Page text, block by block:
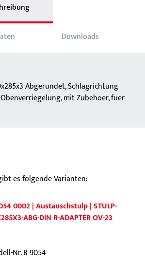
Downloads
Abgerundet, Schlagrichtung
mit Zubehoer, fuer
es folgende Varianten:
0002 | Austauschstulp | STULP-
ABG-DIN R-ADAPTER OV-23
Nr. B 9054